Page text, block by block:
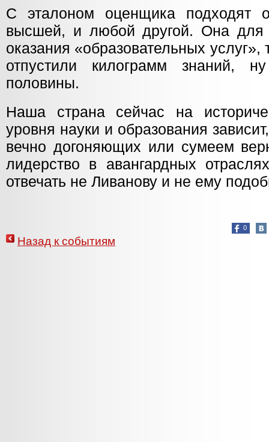
С эталоном оценщика
высшей, и любой другой. Она
оказания «образовательных услуг»,
отпустили килограмм знаний,
половины.
Наша страна сейчас на
уровня науки и образования
вечно догоняющих или сумеем
лидерство в авангардных
отвечать не Ливанову и не ему
0
Назад к событиям